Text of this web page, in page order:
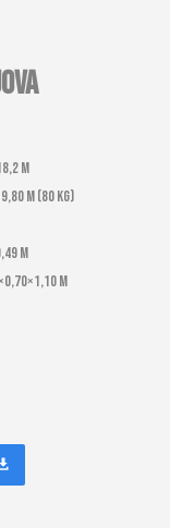
m
m (80 Kg)
m
m